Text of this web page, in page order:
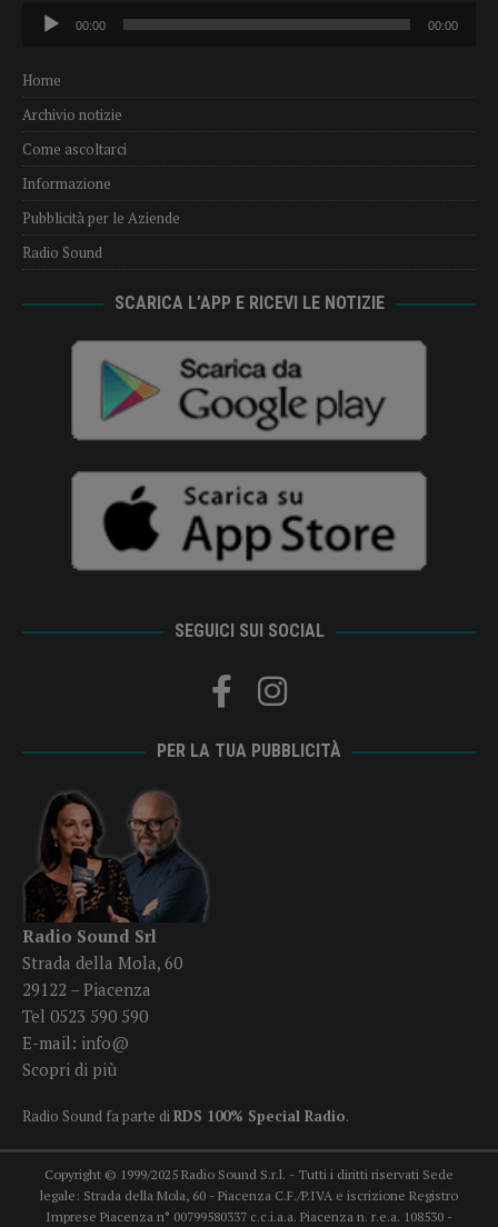
Audio
Player
00:00 00:00
Home
Archivio notizie
Come ascoltarci
Informazione
Pubblicità per le Aziende
Radio Sound
SCARICA L’APP E RICEVI LE NOTIZIE
SEGUICI SUI SOCIAL
PER LA TUA PUBBLICITÀ
Radio Sound Srl
Strada della Mola, 60
29122 – Piacenza
Tel 0523 590 590
E-mail: info@
Scopri di più
Radio Sound fa parte diRDS 100% Special Radio.
Copyright © 1999/2025 Radio Sound S.r.l. - Tutti i diritti riservati Sede
legale: Strada della Mola, 60 - Piacenza C.F./P.IVA e iscrizione Registro
Imprese Piacenza n° 00799580337 c.c.i.a.a. Piacenza n. r.e.a. 108530 -